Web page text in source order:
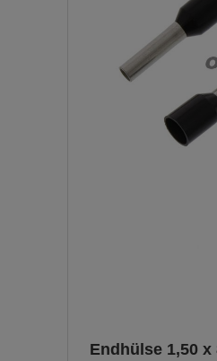
Endhülse 1,50